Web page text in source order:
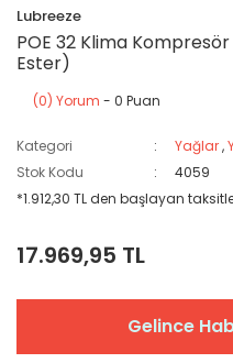
Lubreeze
POE 32 Klima
Ester)
(0) Yorum - 0 Puan
Kategori Yağlar,
Stok Kodu
4059
*1.912,30 TL den başlayan
17.969,95 TL
Gelince